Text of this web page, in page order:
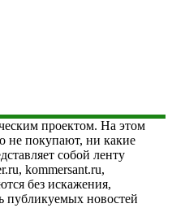
проектом. На этом
не покупают, ни какие
собой ленту
kommersant.ru,
без искажения,
публикуемых новостей